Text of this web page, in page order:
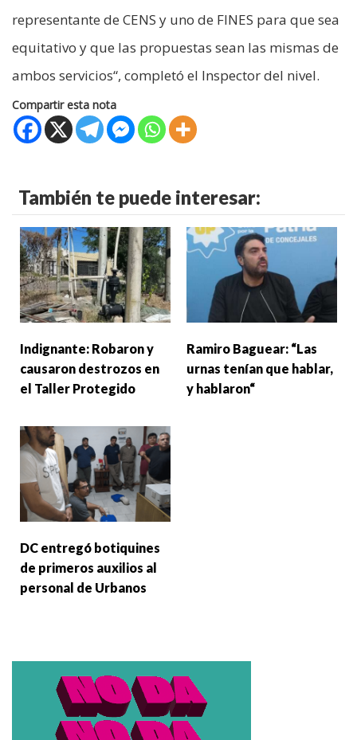
representante de CENS y uno de FINES para que sea
equitativo y que las propuestas sean las mismas de
ambos servicios“, completó el Inspector del nivel.
Compartir esta nota
También te puede interesar:
Indignante: Robaron y
causaron destrozos en
el Taller Protegido
Ramiro Baguear: “Las
urnas tenían que hablar,
y hablaron“
DC entregó botiquines
de primeros auxilios al
personal de Urbanos